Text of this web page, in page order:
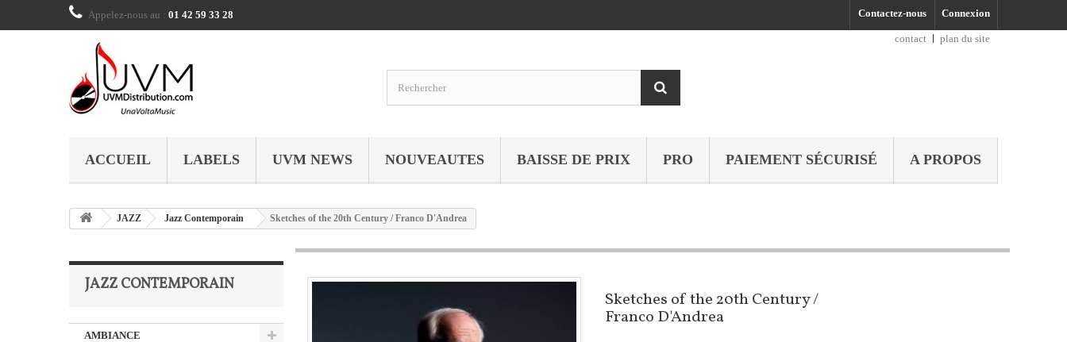
Connexion
Contactez-nous
Appelez-nous au : 01 42 59 33 28
contact
plan du site
ACCUEIL LABELS UVM NEWS NOUVEAUTES BAISSE DE PRIX PRO PAIEMENT SÉCURISÉ A PROPOS
JAZZ Jazz Contemporain Sketches of the 20th Century / Franco D'Andrea
JAZZ CONTEMPORAIN
AMBIANCE
Sketches of the 20th Century /
Franco D'Andrea